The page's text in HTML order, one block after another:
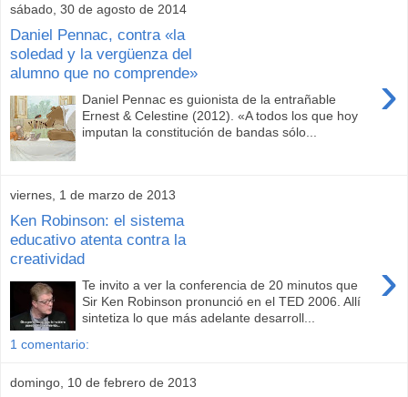
sábado, 30 de agosto de 2014
Daniel Pennac, contra «la
soledad y la vergüenza del
alumno que no comprende»
›
Daniel Pennac es guionista de la entrañable
Ernest & Celestine (2012). «A todos los que hoy
imputan la constitución de bandas sólo...
viernes, 1 de marzo de 2013
Ken Robinson: el sistema
educativo atenta contra la
creatividad
›
Te invito a ver la conferencia de 20 minutos que
Sir Ken Robinson pronunció en el TED 2006. Allí
sintetiza lo que más adelante desarroll...
1 comentario:
domingo, 10 de febrero de 2013